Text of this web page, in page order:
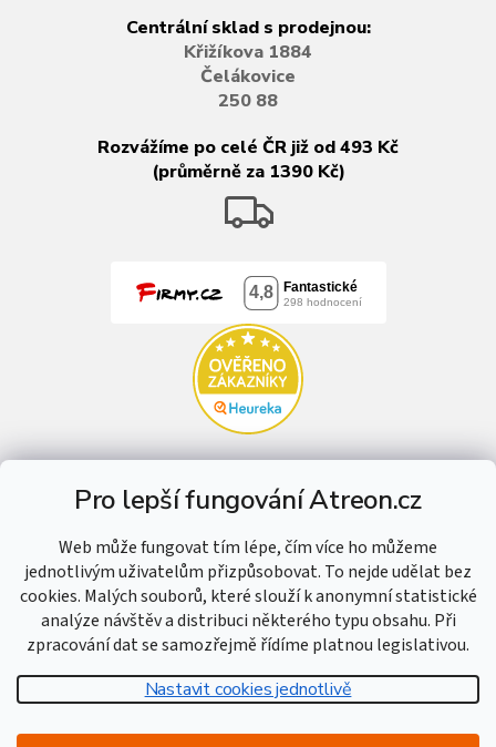
Pro lepší fungování Atreon.cz
Web může fungovat tím lépe, čím více ho můžeme
jednotlivým uživatelům přizpůsobovat. To nejde udělat bez
cookies. Malých souborů, které slouží k anonymní statistické
analýze návštěv a distribuci některého typu obsahu. Při
zpracování dat se samozřejmě řídíme platnou legislativou.
Nastavit cookies jednotlivě
Centrální sklad s prodejnou:
Křižíkova 1884
Čelákovice
250 88
Rozvážíme po celé ČR již od 493 Kč
(průměrně za 1390 Kč)
Vytvořil Shoptet